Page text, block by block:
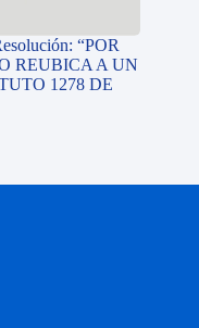
“POR
REUBICA A UN
1278 DE